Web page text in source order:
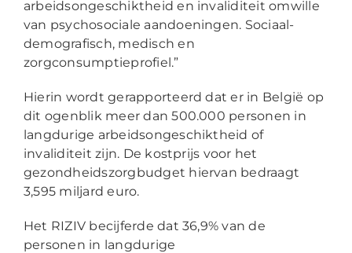
arbeidsongeschiktheid en invaliditeit omwille
van psychosociale aandoeningen. Sociaal-
demografisch, medisch en
zorgconsumptieprofiel.”
Hierin wordt gerapporteerd dat er in België op
dit ogenblik meer dan 500.000 personen in
langdurige arbeidsongeschiktheid of
invaliditeit zijn. De kostprijs voor het
gezondheidszorgbudget hiervan bedraagt
3,595 miljard euro.
Het RIZIV becijferde dat 36,9% van de
personen in langdurige